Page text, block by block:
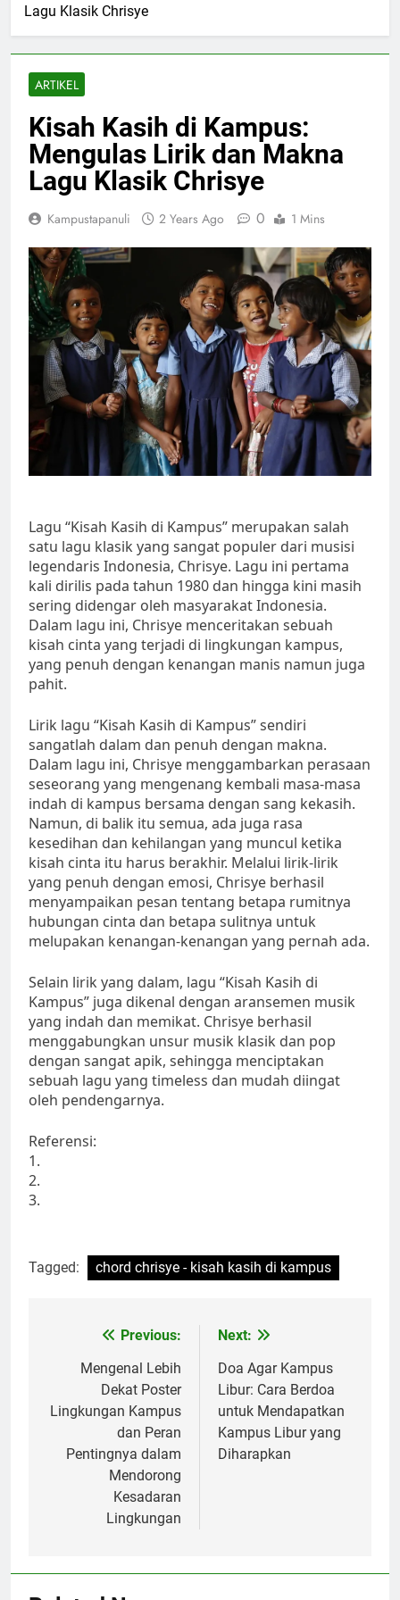
Lagu Klasik Chrisye
ARTIKEL
Kisah Kasih di Kampus:
Mengulas Lirik dan Makna
Lagu Klasik Chrisye
Kampustapanuli 2 Years Ago 0 1 Mins
Lagu “Kisah Kasih di Kampus” merupakan salah
satu lagu klasik yang sangat populer dari musisi
legendaris Indonesia, Chrisye. Lagu ini pertama
kali dirilis pada tahun 1980 dan hingga kini masih
sering didengar oleh masyarakat Indonesia.
Dalam lagu ini, Chrisye menceritakan sebuah
kisah cinta yang terjadi di lingkungan kampus,
yang penuh dengan kenangan manis namun juga
pahit.
Lirik lagu “Kisah Kasih di Kampus” sendiri
sangatlah dalam dan penuh dengan makna.
Dalam lagu ini, Chrisye menggambarkan perasaan
seseorang yang mengenang kembali masa-masa
indah di kampus bersama dengan sang kekasih.
Namun, di balik itu semua, ada juga rasa
kesedihan dan kehilangan yang muncul ketika
kisah cinta itu harus berakhir. Melalui lirik-lirik
yang penuh dengan emosi, Chrisye berhasil
menyampaikan pesan tentang betapa rumitnya
hubungan cinta dan betapa sulitnya untuk
melupakan kenangan-kenangan yang pernah ada.
Selain lirik yang dalam, lagu “Kisah Kasih di
Kampus” juga dikenal dengan aransemen musik
yang indah dan memikat. Chrisye berhasil
menggabungkan unsur musik klasik dan pop
dengan sangat apik, sehingga menciptakan
sebuah lagu yang timeless dan mudah diingat
oleh pendengarnya.
Referensi:
1.
2.
3.
Tagged: chord chrisye - kisah kasih di kampus
navigation
Previous:
Mengenal Lebih
Dekat Poster
Lingkungan Kampus
dan Peran
Pentingnya dalam
Mendorong
Kesadaran
Lingkungan
Next:
Doa Agar Kampus
Libur: Cara Berdoa
untuk Mendapatkan
Kampus Libur yang
Diharapkan